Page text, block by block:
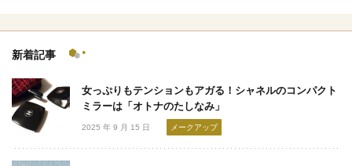
新着記事
女っぷりもテンションもアガる！シャネルのコンパクト
ミラーは「オトナのたしなみ」
2025 年 9 月 15 日 メークアップ